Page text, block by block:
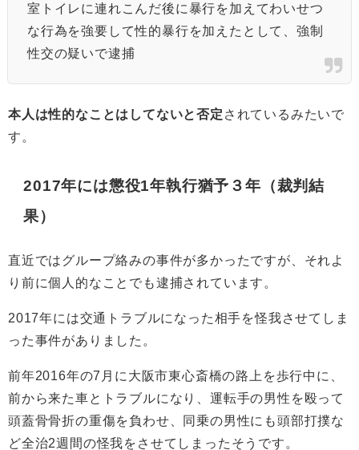
室トイレに連れこんだ後に暴行を加えてわいせつ
な行為を強要して性的暴行を加えたとして、 強制
性交の疑いで逮捕
本人は性的なことはしてないと否定 されているみたいで
す。
2017年には懲役1年執行猶予３年（裁判結
果）
直近ではグループ絡みの事件が多かったですが、それよ
り前に個人的なことでも逮捕されています。
2017年には交通トラブルになった相手を怪我させてしま
った事件がありました。
前年2016年の7月に大阪市東心斎橋の路上を歩行中に、
前から来た車とトラブルになり、運転手の男性を殴って
頭蓋骨骨折の重傷を負わせ、同乗の男性にも頭部打撲な
ど全治2週間の怪我をさせてしまったそうです。